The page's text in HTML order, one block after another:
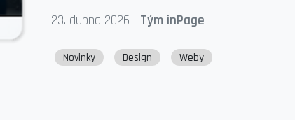
23. dubna 2026 | Tým inPage
Novinky Design Weby